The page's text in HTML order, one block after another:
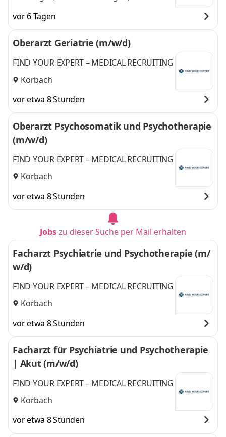
Frankfurt, Leipzig,
Dresden,Hamburg,
Naumburg, Berlin,
Regensburg,
Neckarsulm,
Naumburg, Berlin,
Regensburg,
Neckarsulmund 8
weitere
vor 6 Tagen
Oberarzt Geriatrie (m/w/d)
FIND YOUR EXPERT – MEDICAL RECRUITING
Korbach
vor etwa 8 Stunden
Oberarzt Psychosomatik und Psychotherapie
(m/w/d)
FIND YOUR EXPERT – MEDICAL RECRUITING
Korbach
vor etwa 8 Stunden
Jobszu dieser Suche per Mail erhalten
Facharzt Psychiatrie und Psychotherapie (m/
w/d)
FIND YOUR EXPERT – MEDICAL RECRUITING
Korbach
vor etwa 8 Stunden
Facharzt für Psychiatrie und Psychotherapie
| Akut (m/w/d)
FIND YOUR EXPERT – MEDICAL RECRUITING
Korbach
vor etwa 8 Stunden